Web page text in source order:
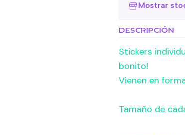
Mostrar
DESCRIPCIÓN
Stickers
bonito!
Vienen en
Tamaño de